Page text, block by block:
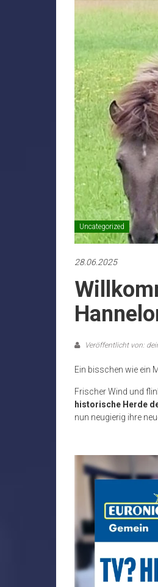
Uncategorized
28.06.2025
Veröffentlicht von:
Ein bisschen wie ein
Frischer Wind und
historische Herde
nun neugierig ihre